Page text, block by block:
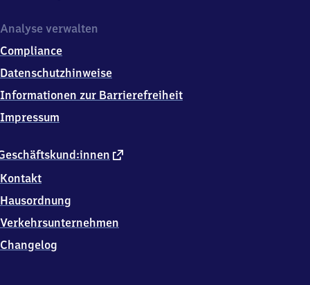
3
5
Freilassing
externer
Kontakt
Hausordnung
Verkehrsunternehmen
Changelog
Analyse verwalten
Compliance
Datenschutzhinweise
Informationen zur Barrierefreiheit
Impressum